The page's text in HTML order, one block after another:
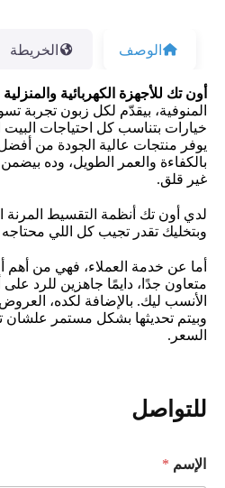
الوصف الخريطة
أون تك للأجهزة الكهربائية والمنزلية
المنوفية، بيقدّم لكل زبون تجربة
خيارات بتناسب كل احتياجات
يوفر منتجات عالية الجودة من
بالكفاءة والعمر الطويل، وده
غير قلق.
لدي أون تك أنظمة التقسيط المرنة
وبتخليك تقدر تجيب كل اللي
أما عن خدمة العملاء، فهي من أهم
متعاون جدًا، دايمًا جاهزين للرد
الأنسب ليك. بالإضافة لكده،
وبيتم تحديثها بشكل مستمر علشان
السعر.
للتواصل
الإسم *